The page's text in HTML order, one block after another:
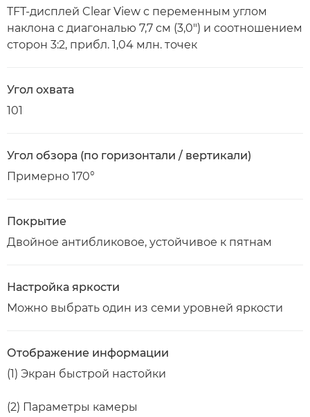
TFT-дисплей Clear View с переменным углом
наклона с диагональю 7,7 см (3,0") и соотношением
сторон 3:2, прибл. 1,04 млн. точек
Угол охвата
101
Угол обзора (по горизонтали / вертикали)
Примерно 170°
Покрытие
Двойное антибликовое, устойчивое к пятнам
Настройка яркости
Можно выбрать один из семи уровней яркости
Отображение информации
(1) Экран быстрой настойки
(2) Параметры камеры